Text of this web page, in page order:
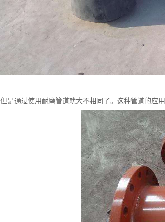
但是通过使用耐磨管道就大不相同了。这种管道的应